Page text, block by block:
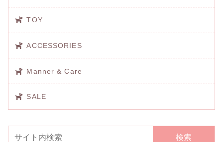
TOY
ACCESSORIES
Manner & Care
SALE
検索